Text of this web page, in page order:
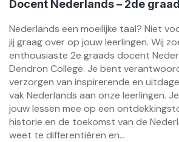
Docent Nederlands – 2de
Nederlands een moeilijke taal? Niet
jij graag over op jouw leerlingen. Wij
enthousiaste 2e graads docent
Dendron College. Je bent
verzorgen van inspirerende en
vak Nederlands aan onze leerlingen.
jouw lessen mee op een
historie en de toekomst van de
weet te differentiëren en...